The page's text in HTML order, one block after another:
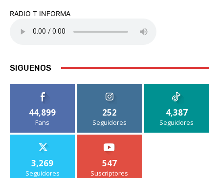
RADIO T INFORMA
SIGUENOS
44,899
Fans
252
Seguidores
4,387
Seguidores
3,269
Seguidores
547
Suscriptores